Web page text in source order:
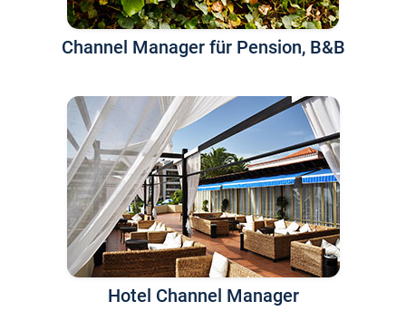
Channel Manager für Pension, B&B
Hotel Channel Manager